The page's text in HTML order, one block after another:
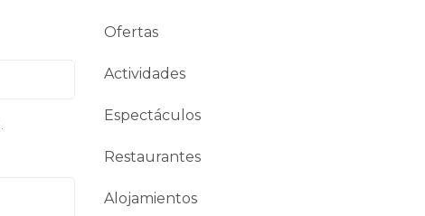
Ofertas
Actividades
Espectáculos
Restaurantes
Alojamientos